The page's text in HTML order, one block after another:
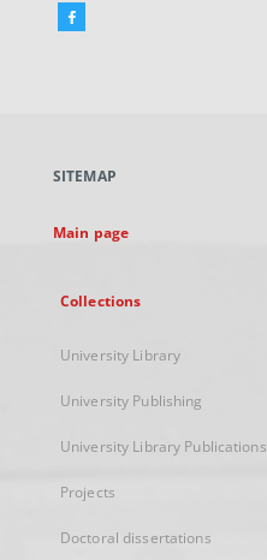
Facebook
new
SITEMAP
Main page
Collections
University Library
University Publishing
University Library Publications
Projects
Doctoral dissertations